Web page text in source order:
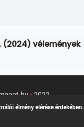
(2024) vélemények
• 2022
filmek teljes adatlapja
élmény elérése érdekében.